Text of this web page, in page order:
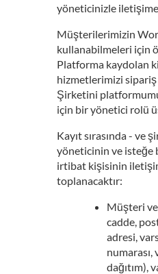
yöneticinizle
Müşterilerimizin
kullanabilmeleri için
Platforma kaydolan
hizmetlerimizi sipariş
Şirketini
için bir yönetici rolü
Kayıt sırasında - ve
yöneticinin ve isteğe
irtibat kişisinin
toplanacaktır:
Müşteri
cadde,
adresi,
dağıtım),